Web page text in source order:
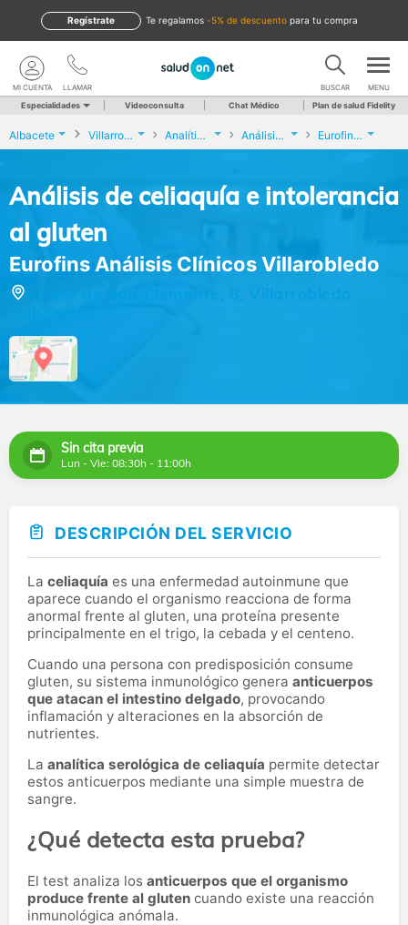
te regalamos -5% de descuento para tu compra
Regístrate
LLAMAR
MI CUENTA BUSCAR MENU
Especialidades Videoconsulta Chat Médico Plan de salud Fidelity
Albacete Villarrobledo Analíticas y Genética Análisis de celiaquía e intolerancia al gluten Eurofins Análisis Clínicos Villarobledo
Análisis de celiaquía e intolerancia
al gluten
Eurofins Análisis Clínicos Villarobledo
Calle de San Clemente, 8, Villarrobledo
Sin cita previa
Lun - Vie: 08:30h - 11:00h
DESCRIPCIÓN DEL SERVICIO
La celiaquía es una enfermedad autoinmune que
aparece cuando el organismo reacciona de forma
anormal frente al gluten, una proteína presente
principalmente en el trigo, la cebada y el centeno.
Cuando una persona con predisposición consume
gluten, su sistema inmunológico genera anticuerpos
que atacan el intestino delgado, provocando
inflamación y alteraciones en la absorción de
nutrientes.
La analítica serológica de celiaquía permite detectar
estos anticuerpos mediante una simple muestra de
sangre.
¿Qué detecta esta prueba?
El test analiza los anticuerpos que el organismo
produce frente al gluten cuando existe una reacción
inmunológica anómala.